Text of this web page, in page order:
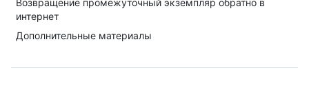
Возвращение промежуточный экземпляр обратно в
интернет
Дополнительные материалы